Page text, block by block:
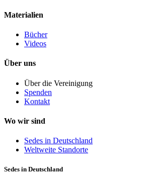
Materialien
Bücher
Videos
Über uns
Über die Vereinigung
Spenden
Kontakt
Wo wir sind
Sedes in Deutschland
Weltweite Standorte
Sedes in Deutschland